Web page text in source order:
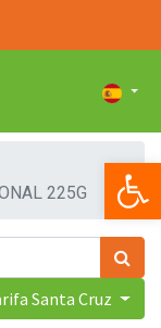
225G
Santa Cruz